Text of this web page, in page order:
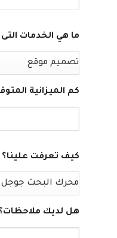
ما هي الخدمات
كم الميزانية
كيف تعرفت علينا؟
هل لديك